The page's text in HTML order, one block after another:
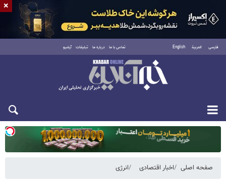
فارسی العربية English تماس با ما درباره ما تبلیغات آرشیو
یکشنبه ۱۸ مرداد ۱۴۰۵
صفحه اصلی اخبار اقتصادی انرژی
×